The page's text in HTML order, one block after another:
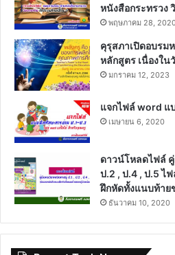
หนังสือกระทรวง
พฤษภาคม 28,
คุรุสภาเปิดอบรม
หลักสูตร เนื่องใน
มกราคม 12, 2023
แจกไฟล์ word แ
เมษายน 6, 2020
ดาวน์โหลดไฟล์
ป.2 , ป.4 , ป.5 ไ
ฝึกหัดทั้งแนบท้าย
ธันวาคม 10, 2020